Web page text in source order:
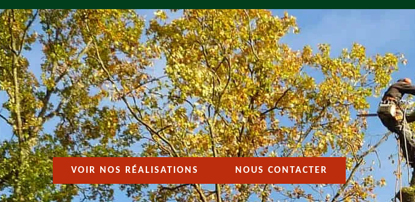
VOIR NOS RÉALISATIONS NOUS CONTACTER